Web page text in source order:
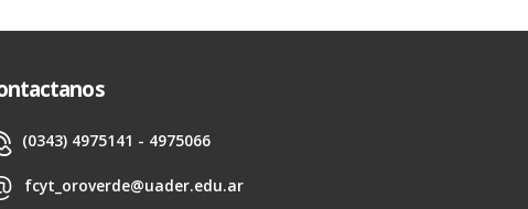
(0343) 4975141 - 4975066
fcyt_oroverde@uader.edu.ar